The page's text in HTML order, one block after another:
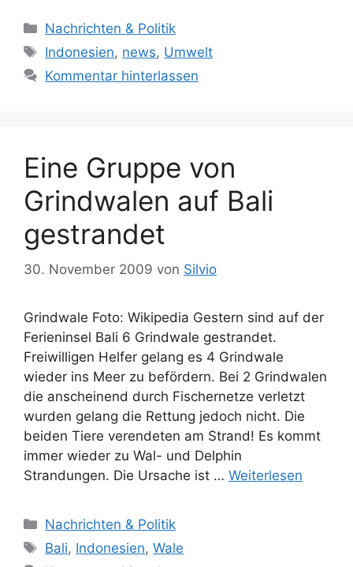
Kategorien
Nachrichten & Politik
Schlagwörter
Indonesien, news, Umwelt
Kommentar hinterlassen
Eine Gruppe von
Grindwalen auf Bali
gestrandet
30. November 2009 von Silvio
Grindwale Foto: Wikipedia Gestern sind auf der
Ferieninsel Bali 6 Grindwale gestrandet.
Freiwilligen Helfer gelang es 4 Grindwale
wieder ins Meer zu befördern. Bei 2 Grindwalen
die anscheinend durch Fischernetze verletzt
wurden gelang die Rettung jedoch nicht. Die
beiden Tiere verendeten am Strand! Es kommt
immer wieder zu Wal- und Delphin
Strandungen. Die Ursache ist … Weiterlesen
Kategorien
Nachrichten & Politik
Schlagwörter
Bali, Indonesien,Wale